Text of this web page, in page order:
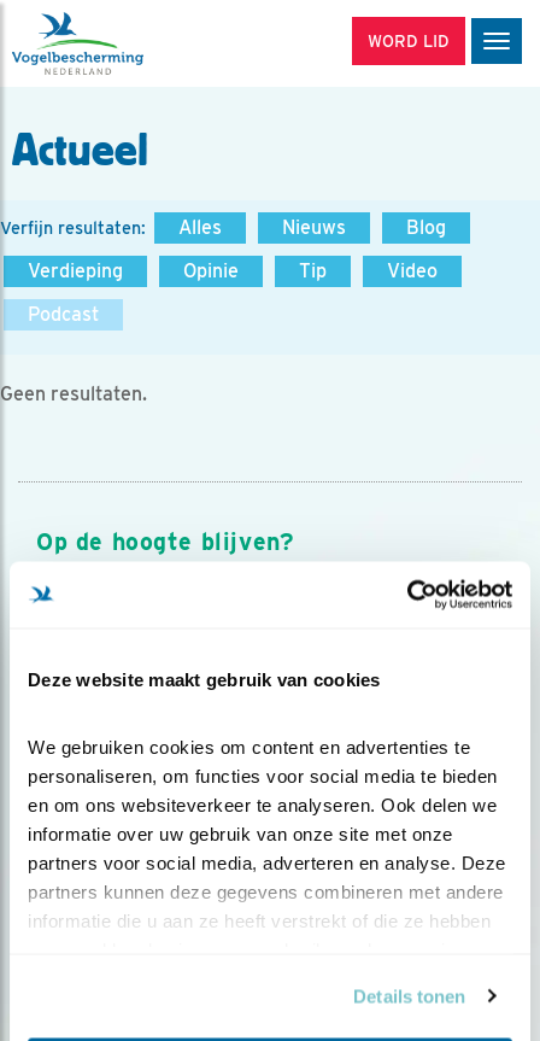
Deze website maakt gebruik van cookies
We gebruiken cookies om content en advertenties te
personaliseren, om functies voor social media te bieden
en om ons websiteverkeer te analyseren. Ook delen we
informatie over uw gebruik van onze site met onze
partners voor social media, adverteren en analyse. Deze
partners kunnen deze gegevens combineren met andere
informatie die u aan ze heeft verstrekt of die ze hebben
Details tonen
WORD LID
Actueel
Verfijn resultaten: Alles Nieuws
Blog
Verdieping
Opinie Tip
Video
Podcast
Geen resultaten.
Op de hoogte blijven?
Meld je aan en ontvang nieuws, inspiratie, acties en tips
over vogels en activiteiten van Vogelbescherming.